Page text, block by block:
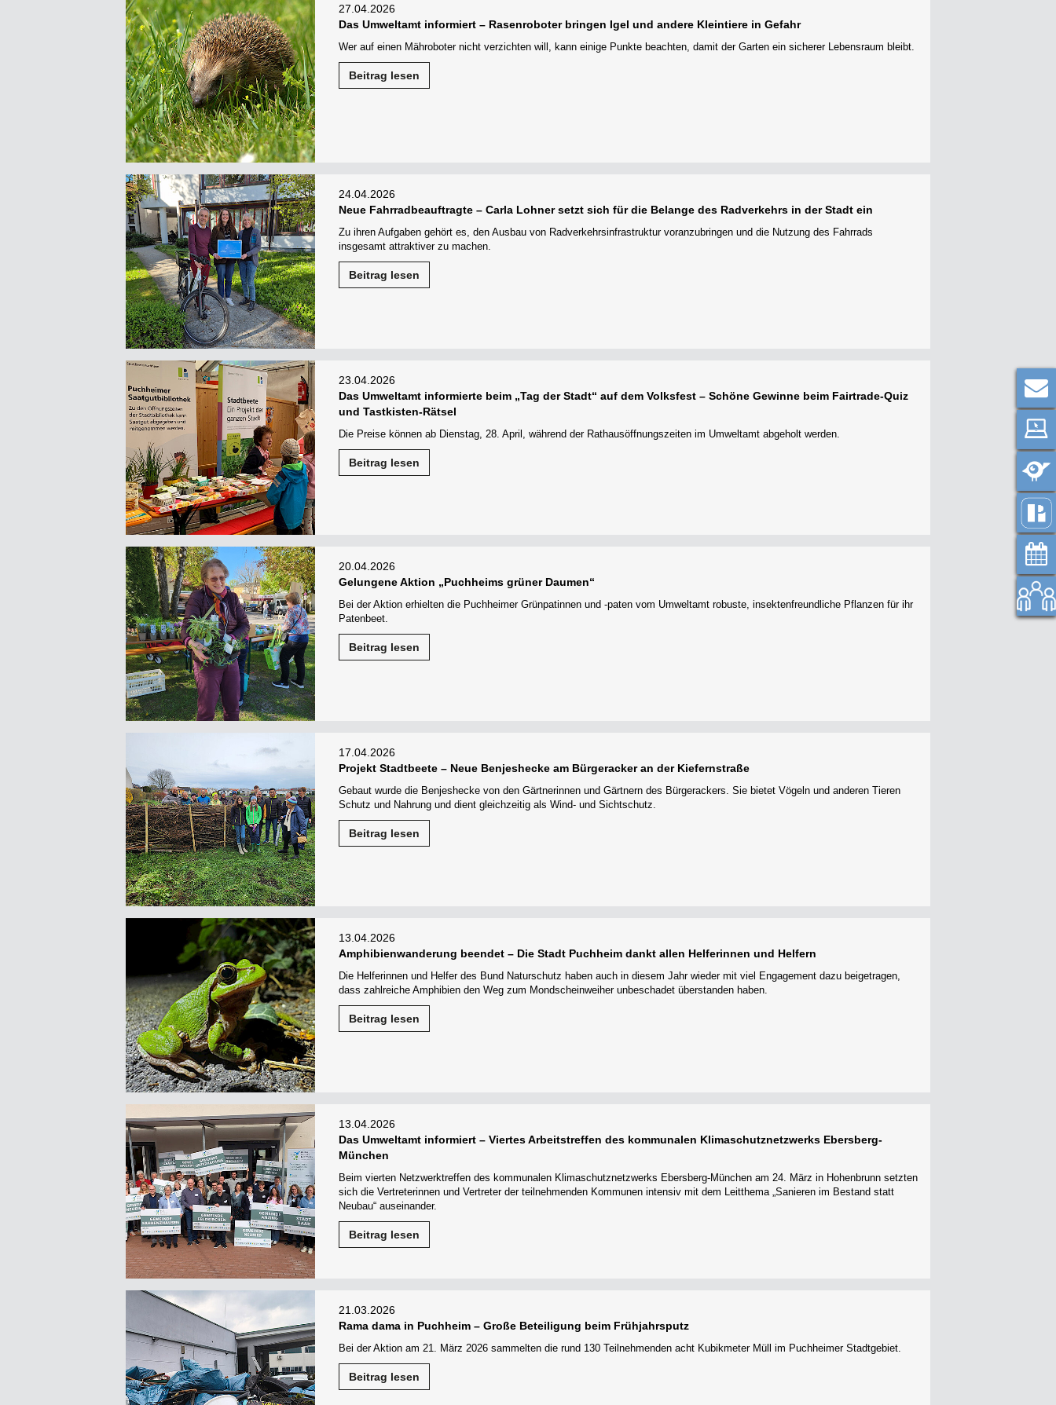
27.04.2026
Das Umweltamt informiert – Rasenroboter bringen Igel und andere Kleintiere in Gefahr
Wer auf einen Mähroboter nicht verzichten will, kann einige Punkte beachten, damit der Garten ein sicherer Lebensraum bleibt.
Beitrag lesen
24.04.2026
Neue Fahrradbeauftragte – Carla Lohner setzt sich für die Belange des Radverkehrs in der Stadt ein
Zu ihren Aufgaben gehört es, den Ausbau von Radverkehrsinfrastruktur voranzubringen und die Nutzung des Fahrrads
insgesamt attraktiver zu machen.
Beitrag lesen
23.04.2026
Das Umweltamt informierte beim „Tag der Stadt“ auf dem Volksfest – Schöne Gewinne beim Fairtrade-Quiz
und Tastkisten-Rätsel
Die Preise können ab Dienstag, 28. April, während der Rathausöffnungszeiten im Umweltamt abgeholt werden.
Beitrag lesen
20.04.2026
Gelungene Aktion „Puchheims grüner Daumen“
Bei der Aktion erhielten die Puchheimer Grünpatinnen und -paten vom Umweltamt robuste, insektenfreundliche Pflanzen für ihr
Patenbeet.
Beitrag lesen
17.04.2026
Projekt Stadtbeete – Neue Benjeshecke am Bürgeracker an der Kiefernstraße
Gebaut wurde die Benjeshecke von den Gärtnerinnen und Gärtnern des Bürgerackers. Sie bietet Vögeln und anderen Tieren
Schutz und Nahrung und dient gleichzeitig als Wind- und Sichtschutz.
Beitrag lesen
13.04.2026
Amphibienwanderung beendet – Die Stadt Puchheim dankt allen Helferinnen und Helfern
Die Helferinnen und Helfer des Bund Naturschutz haben auch in diesem Jahr wieder mit viel Engagement dazu beigetragen,
dass zahlreiche Amphibien den Weg zum Mondscheinweiher unbeschadet überstanden haben.
Beitrag lesen
13.04.2026
Das Umweltamt informiert – Viertes Arbeitstreffen des kommunalen Klimaschutznetzwerks Ebersberg-
München
Beim vierten Netzwerktreffen des kommunalen Klimaschutznetzwerks Ebersberg-München am 24. März in Hohenbrunn setzten
sich die Vertreterinnen und Vertreter der teilnehmenden Kommunen intensiv mit dem Leitthema „Sanieren im Bestand statt
Neubau“ auseinander.
Beitrag lesen
21.03.2026
Rama dama in Puchheim – Große Beteiligung beim Frühjahrsputz
Bei der Aktion am 21. März 2026 sammelten die rund 130 Teilnehmenden acht Kubikmeter Müll im Puchheimer Stadtgebiet.
Beitrag lesen